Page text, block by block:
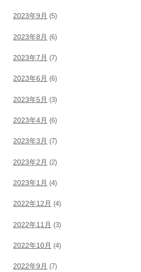
2023年9月 (5)
2023年8月 (6)
2023年7月 (7)
2023年6月 (6)
2023年5月 (3)
2023年4月 (6)
2023年3月 (7)
2023年2月 (2)
2023年1月 (4)
2022年12月 (4)
2022年11月 (3)
2022年10月 (4)
2022年9月 (7)